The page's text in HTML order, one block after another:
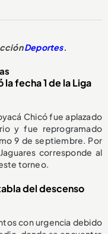
Deportes.
fecha 1 de la Liga
Chicó fue aplazado
y fue reprogramado
9 de septiembre. Por
corresponde al
torneo.
del descenso
con urgencia debido